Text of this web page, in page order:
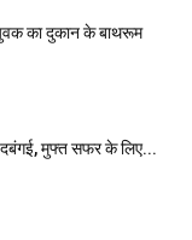
युवक का दुकान के बाथरूम
मुफ्त सफर के लिए...